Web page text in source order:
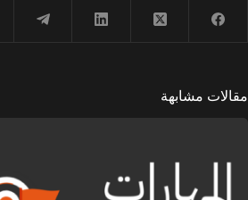
مقالات مشابهة